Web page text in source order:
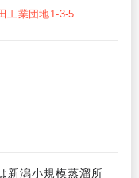
工業団地1-3-5
新潟小規模蒸溜所